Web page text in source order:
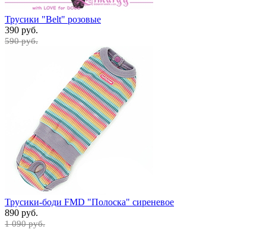
Трусики "Belt" розовые
390 руб.
590 руб.
Трусики-боди FMD "Полоска" сиреневое
890 руб.
1 090 руб.